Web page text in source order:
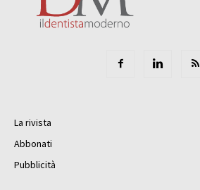
La rivista
Abbonati
Pubblicità